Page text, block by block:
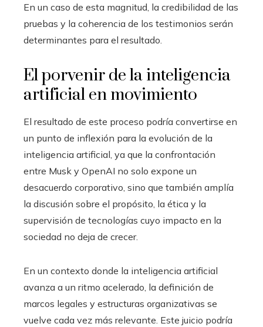
En un caso de esta magnitud, la credibilidad de las
pruebas y la coherencia de los testimonios serán
determinantes para el resultado.
El porvenir de la inteligencia
artificial en movimiento
El resultado de este proceso podría convertirse en
un punto de inflexión para la evolución de la
inteligencia artificial, ya que la confrontación
entre Musk y OpenAI no solo expone un
desacuerdo corporativo, sino que también amplía
la discusión sobre el propósito, la ética y la
supervisión de tecnologías cuyo impacto en la
sociedad no deja de crecer.
En un contexto donde la inteligencia artificial
avanza a un ritmo acelerado, la definición de
marcos legales y estructuras organizativas se
vuelve cada vez más relevante. Este juicio podría